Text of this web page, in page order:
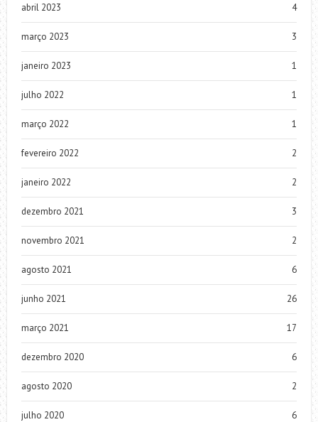
abril 2023 4
março 2023 3
janeiro 2023 1
julho 2022 1
março 2022 1
fevereiro 2022 2
janeiro 2022 2
dezembro 2021 3
novembro 2021 2
agosto 2021 6
junho 2021 26
março 2021 17
dezembro 2020 6
agosto 2020 2
julho 2020 6